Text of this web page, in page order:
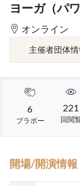
ヨーガ（パワ
オンライン
主催者団体
6
ブラボー
221
回閲
開場/開演情